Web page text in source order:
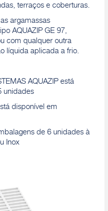
terraços e coberturas.
argamassas
AQUAZIP GE 97,
com qualquer outra
líquida aplicada a frio.
AQUAZIP está
unidades
disponível em
de 6 unidades à
Inox